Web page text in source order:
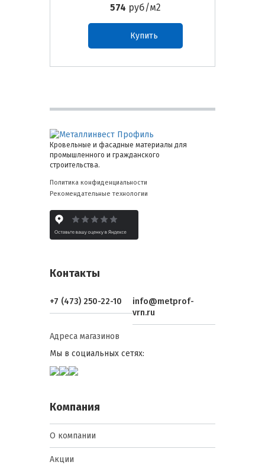
574 руб/м2
Купить
Кровельные и фасадные материалы для
промышленного и гражданского
строительства.
Политика конфиденциальности
Рекомендательные технологии
Контакты
+7 (473) 250-22-10
info@metprof-
vrn.ru
Адреса магазинов
Мы в социальных сетях:
Компания
О компании
Акции